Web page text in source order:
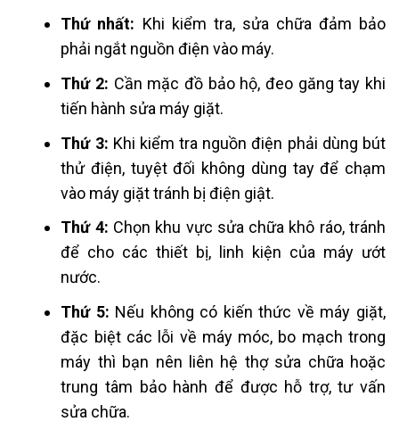
Thứ nhất: Khi kiểm tra, sửa chữa đảm bảo
phải ngắt nguồn điện vào máy.
Thứ 2: Cần mặc đồ bảo hộ, đeo găng tay khi
tiến hành sửa máy giặt.
Thứ 3: Khi kiểm tra nguồn điện phải dùng bút
thử điện, tuyệt đối không dùng tay để chạm
vào máy giặt tránh bị điện giật.
Thứ 4: Chọn khu vực sửa chữa khô ráo, tránh
để cho các thiết bị, linh kiện của máy ướt
nước.
Thứ 5: Nếu không có kiến thức về máy giặt,
đặc biệt các lỗi về máy móc, bo mạch trong
máy thì bạn nên liên hệ thợ sửa chữa hoặc
trung tâm bảo hành để được hỗ trợ, tư vấn
sửa chữa.